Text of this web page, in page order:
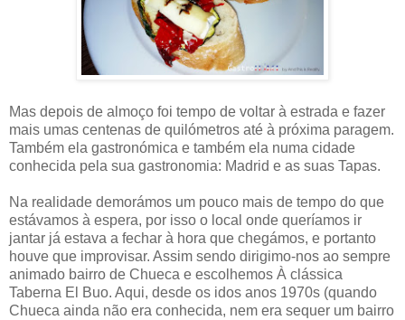
Mas depois de almoço foi tempo de voltar à estrada e fazer
mais umas centenas de quilómetros até à próxima paragem.
Também ela gastronómica e também ela numa cidade
conhecida pela sua gastronomia: Madrid e as suas Tapas.
Na realidade demorámos um pouco mais de tempo do que
estávamos à espera, por isso o local onde queríamos ir
jantar já estava a fechar à hora que chegámos, e portanto
houve que improvisar. Assim sendo dirigimo-nos ao sempre
animado bairro de Chueca e escolhemos À clássica
Taberna El Buo. Aqui, desde os idos anos 1970s (quando
Chueca ainda não era conhecida, nem era sequer um bairro